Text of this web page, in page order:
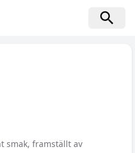
smak, framställt av